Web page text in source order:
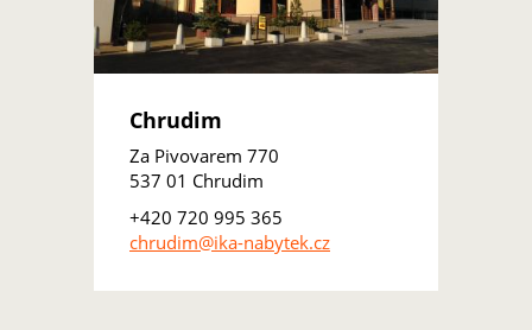
Chrudim
Za Pivovarem 770
537 01 Chrudim
+420 720 995 365
chrudim@ika-nabytek.cz